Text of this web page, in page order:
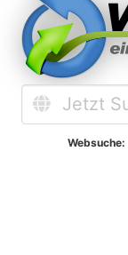
Websuche: